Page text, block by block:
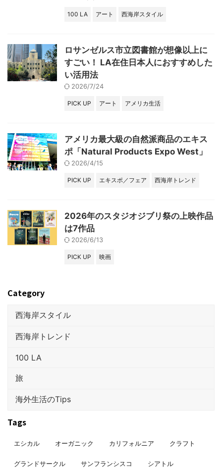
100 LA アート 西海岸スタイル
ロサンゼルス市立図書館が想像以上に
すごい！ LA在住日本人におすすめした
い活用法
2026/7/24
PICK UP アート アメリカ生活
アメリカ最大級の自然派商品のエキス
ポ「Natural Products Expo West」
2026/4/15
PICK UP エキスポ／フェア 西海岸トレンド
2026年のスタジオジブリ祭の上映作品
は7作品
2026/6/13
PICK UP 映画
Category
西海岸スタイル
西海岸トレンド
100 LA
旅
海外生活のTips
Tags
エシカル オーガニック カリフォルニア クラフト
グランドサークル サンフランシスコ シアトル